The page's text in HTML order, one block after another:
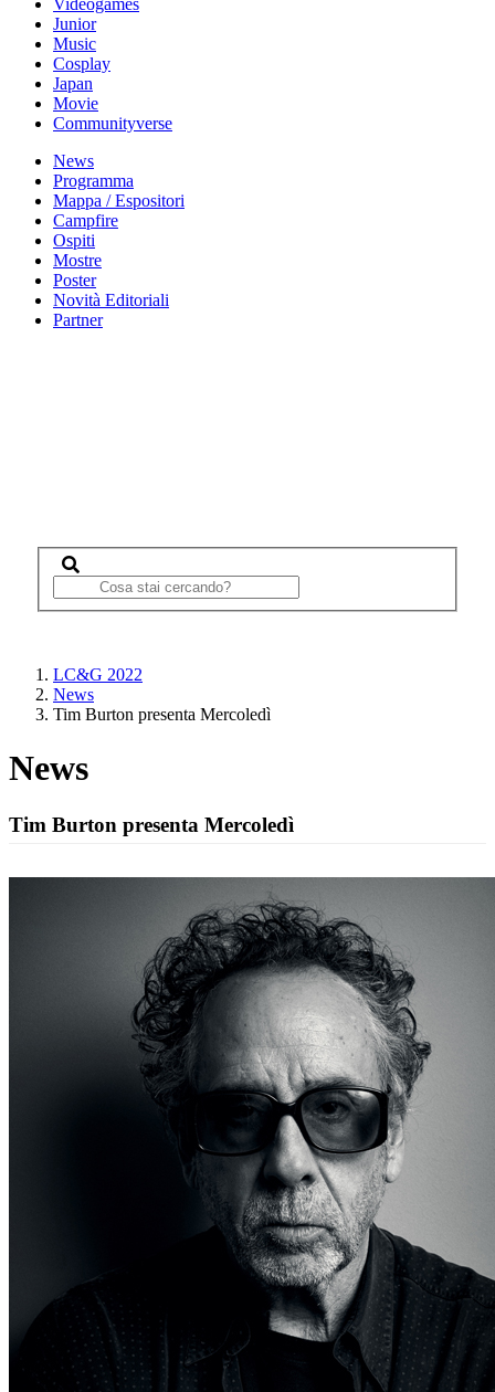
Videogames
Junior
Music
Cosplay
Japan
Movie
Communityverse
News
Programma
Mappa / Espositori
Campfire
Ospiti
Mostre
Poster
Novità Editoriali
Partner
LC&G 2022
News
Tim Burton presenta Mercoledì
News
Tim Burton presenta Mercoledì